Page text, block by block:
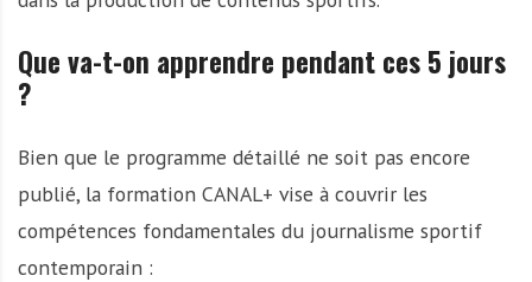
Que va-t-on apprendre pendant ces 5 jours
?
Bien que le programme détaillé ne soit pas encore
publié, la formation CANAL+ vise à couvrir les
compétences fondamentales du journalisme sportif
contemporain :